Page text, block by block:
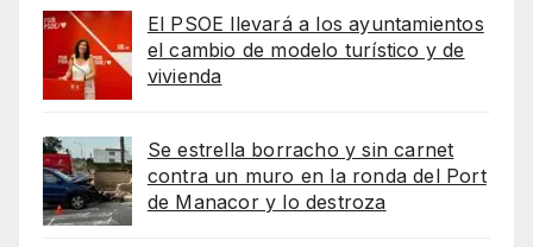
El PSOE llevará a los ayuntamientos
el cambio de modelo turístico y de
vivienda
Se estrella borracho y sin carnet
contra un muro en la ronda del Port
de Manacor y lo destroza